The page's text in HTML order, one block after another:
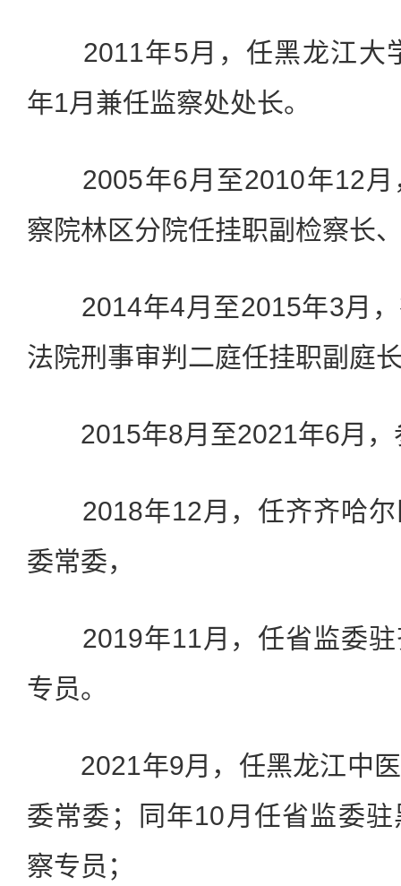
2011年5月，任黑龙江大
年1月兼任监察处处长。
2005年6月至2010年12月
察院林区分院任挂职副检察长
2014年4月至2015年3月，
法院刑事审判二庭任挂职副庭
2015年8月至2021年6月，
2018年12月，任齐齐哈尔
委常委，
2019年11月，任省监委驻
专员。
2021年9月，任黑龙江中医
委常委；同年10月任省监委
察专员；